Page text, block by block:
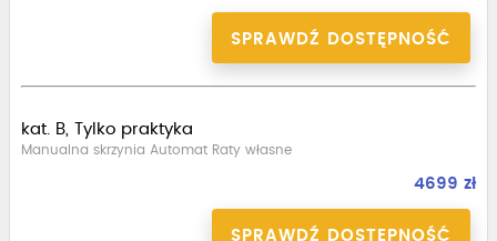
SPRAWDŹ DOSTĘPNOŚĆ
kat. B, Tylko praktyka
Manualna skrzynia Automat Raty własne
4699 zł
SPRAWDŹ DOSTĘPNOŚĆ